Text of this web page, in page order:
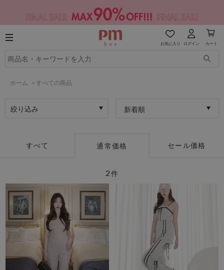
お気に入り ログイン カート
ホーム > すべての商品
絞り込み 新着順
すべて 通常価格 セール価格
2件